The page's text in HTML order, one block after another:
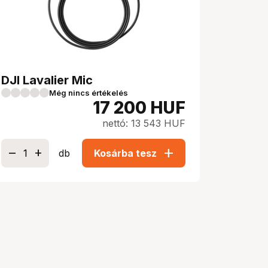
DJI Lavalier Mic
Még nincs értékelés
17 200 HUF
nettó: 13 543 HUF
db Kosárba tesz add